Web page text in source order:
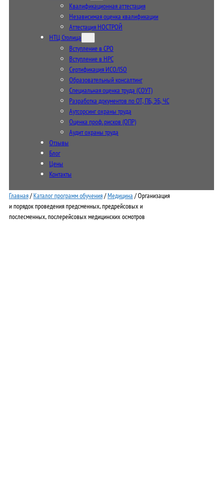
Квалификационная аттестация
Независимая оценка квалификации
Аттестация НОСТРОЙ
НТЦ Столица
Вступление в СРО
Вступление в НРС
Сертификация ИСО/ISO
Образовательный консалтинг
Специальная оценка труда (СОУТ)
Разработка документов по ОТ, ПБ, ЭБ, ЧС
Аутсорсинг охраны труда
Оценка проф. рисков (ОПР)
Аудит охраны труда
Отзывы
Блог
Цены
Контакты
Главная/Каталог программ обучения/Медицина / Организация
и порядок проведения предсменных, предрейсовых и
послесменных, послерейсовых медицинских осмотров